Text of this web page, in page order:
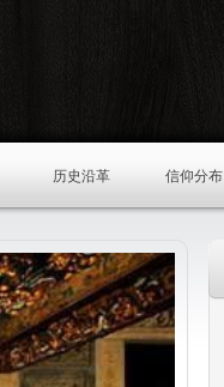
历史沿革 信仰分布